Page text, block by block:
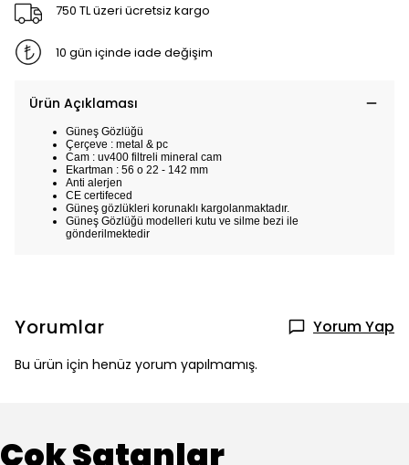
750 TL üzeri ücretsiz kargo
10 gün içinde iade değişim
Ürün Açıklaması
Güneş Gözlüğü
Çerçeve : metal & pc
Cam : uv400 filtreli mineral cam
Ekartman : 56 o 22 - 142 mm
Anti alerjen
CE certifeced
Güneş gözlükleri korunaklı kargolanmaktadır.
Güneş Gözlüğü modelleri kutu ve silme bezi ile
gönderilmektedir
Yorumlar Yorum Yap
Bu ürün için henüz yorum yapılmamış.
Çok Satanlar